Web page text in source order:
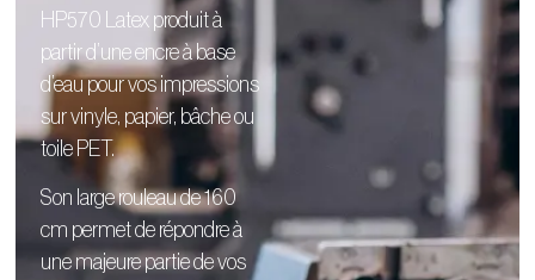
HP570 Latex produit à
partir d’une encre à base
d’eau pour vos impressions
sur vinyle, papier, bâche ou
toile PET.
Son large rouleau de 160
cm permet de répondre à
une majeure partie de vos